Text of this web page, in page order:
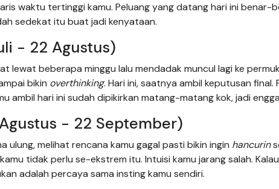
waktu tertinggi kamu. Peluang yang datang hari ini benar-
sedekat itu buat jadi kenyataan.
- 22 Agustus)
lewat beberapa minggu lalu mendadak muncul lagi ke
bikin overthinking. Hari ini, saatnya ambil keputusan
ambil hari ini sudah dipikirkan matang-matang kok, jadi
- 22 September)
ulung, melihat rencana kamu gagal pasti bikin ingin hancurin
tidak perlu se-ekstrem itu. Intuisi kamu jarang salah.
adalah percaya sama insting kamu sendiri.